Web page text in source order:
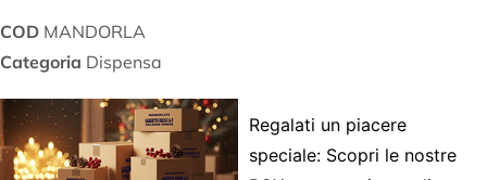
COD MANDORLA
Categoria Dispensa
Regalati un piacere
speciale: Scopri le nostre